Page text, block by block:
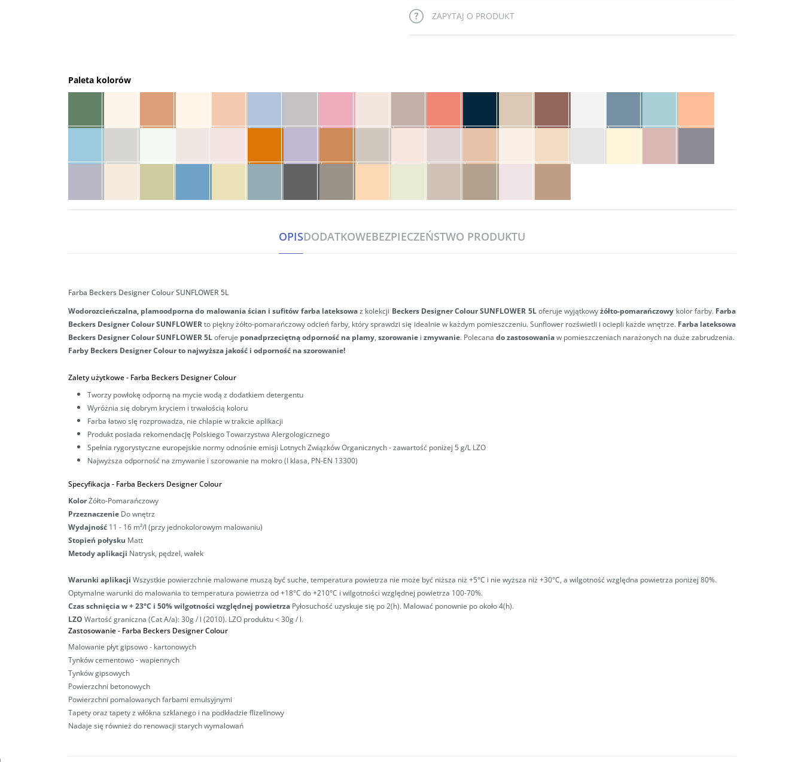
ZAPYTAJ O PRODUKT
Paleta kolorów
OPISDODATKOWEBEZPIECZEŃSTWO PRODUKTU
Farba Beckers Designer Colour SUNFLOWER 5L
Wodorozcieńczalna, plamoodpornado malowania ścian i sufitów farba lateksowaz kolekcji Beckers Designer Colour SUNFLOWER 5Loferuje wyjątkowyżółto-pomarańczowy kolor farby. Farba
Beckers Designer Colour SUNFLOWERto piękny żółto-pomarańczowy odcień farby, który sprawdzi się idealnie w każdym pomieszczeniu. Sunflower rozświetli i ociepli każde wnętrze. Farba lateksowa
Beckers Designer Colour SUNFLOWER 5Loferuje ponadprzeciętnąodporność na plamy, szorowanie i zmywanie. Polecana do zastosowaniaw pomieszczeniach narażonych na duże zabrudzenia.
Farby Beckers Designer Colour to najwyższa jakość i odporność na szorowanie!
Zalety użytkowe - Farba Beckers Designer Colour
Tworzy powłokę odporną na mycie wodą z dodatkiem detergentu
Wyróżnia się dobrym kryciem i trwałością koloru
Farba łatwo się rozprowadza, nie chlapie w trakcie aplikacji
Produkt posiada rekomendację Polskiego Towarzystwa Alergologicznego
Spełnia rygorystyczne europejskie normy odnośnie emisji Lotnych Związków Organicznych - zawartość poniżej 5 g/L LZO
Najwyższa odporność na zmywanie i szorowanie na mokro (I klasa, PN-EN 13300)
Specyfikacja - Farba Beckers Designer Colour
KolorŻółto-Pomarańczowy
Przeznaczenie Do wnętrz
Wydajność 11 - 16 m²/l (przy jednokolorowym malowaniu)
Stopień połysku Matt
Metody aplikacji Natrysk, pędzel, wałek
Warunki aplikacji Wszystkie powierzchnie malowane muszą być suche, temperatura powietrza nie może być niższa niż +5°C i nie wyższa niż +30°C, a wilgotność względna powietrza poniżej 80%.
Optymalne warunki do malowania to temperatura powietrza od +18°C do +210°C i wilgotności względnej powietrza 100-70%.
Czas schnięcia w + 23°C i 50% wilgotności względnej powietrza Pyłosuchość uzyskuje się po 2(h). Malować ponownie po około 4(h).
LZO Wartość graniczna (Cat A/a): 30g / l (2010). LZO produktu < 30g / l.
Zastosowanie - Farba Beckers Designer Colour
Malowanie płyt gipsowo - kartonowych
Tynków cementowo - wapiennych
Tynków gipsowych
Powierzchni betonowych
Powierzchni pomalowanych farbami emulsyjnymi
Tapety oraz tapety z włókna szklanego i na podkładzie flizelinowy
Nadaje się również do renowacji starych wymalowań